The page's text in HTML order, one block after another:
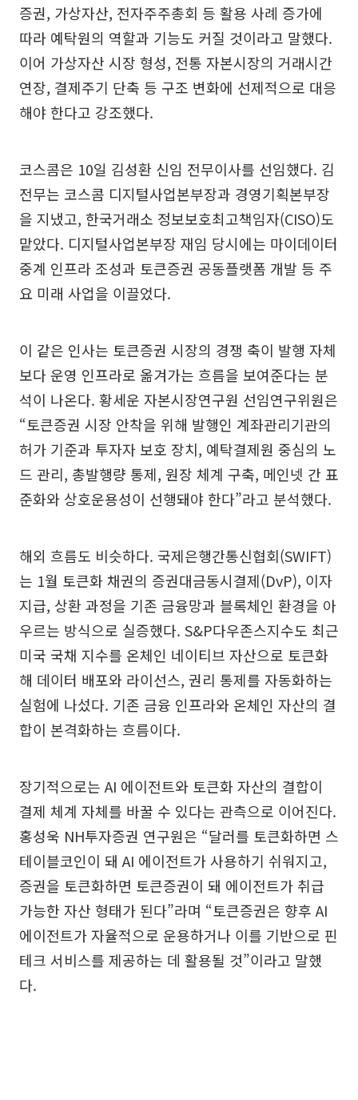
증권, 가상자산, 전자주주총회 등 활용 사례 증가에
따라 예탁원의 역할과 기능도 커질 것이라고 말했다.
이어 가상자산 시장 형성, 전통 자본시장의 거래시간
연장, 결제주기 단축 등 구조 변화에 선제적으로 대응
해야 한다고 강조했다.
코스콤은 10일 김성환 신임 전무이사를 선임했다. 김
전무는 코스콤 디지털사업본부장과 경영기획본부장
을 지냈고, 한국거래소 정보보호최고책임자(CISO)도
맡았다. 디지털사업본부장 재임 당시에는 마이데이터
중계 인프라 조성과 토큰증권 공동플랫폼 개발 등 주
요 미래 사업을 이끌었다.
이 같은 인사는 토큰증권 시장의 경쟁 축이 발행 자체
보다 운영 인프라로 옮겨가는 흐름을 보여준다는 분
석이 나온다. 황세운 자본시장연구원 선임연구위원은
“토큰증권 시장 안착을 위해 발행인 계좌관리기관의
허가 기준과 투자자 보호 장치, 예탁결제원 중심의 노
드 관리, 총발행량 통제, 원장 체계 구축, 메인넷 간 표
준화와 상호운용성이 선행돼야 한다”라고 분석했다.
해외 흐름도 비슷하다. 국제은행간통신협회(SWIFT)
는 1월 토큰화 채권의 증권대금동시결제(DvP), 이자
지급, 상환 과정을 기존 금융망과 블록체인 환경을 아
우르는 방식으로 실증했다. S&P다우존스지수도 최근
미국 국채 지수를 온체인 네이티브 자산으로 토큰화
해 데이터 배포와 라이선스, 권리 통제를 자동화하는
실험에 나섰다. 기존 금융 인프라와 온체인 자산의 결
합이 본격화하는 흐름이다.
장기적으로는 AI 에이전트와 토큰화 자산의 결합이
결제 체계 자체를 바꿀 수 있다는 관측으로 이어진다.
홍성욱 NH투자증권 연구원은 “달러를 토큰화하면 스
테이블코인이 돼 AI 에이전트가 사용하기 쉬워지고,
증권을 토큰화하면 토큰증권이 돼 에이전트가 취급
가능한 자산 형태가 된다”라며 “토큰증권은 향후 AI
에이전트가 자율적으로 운용하거나 이를 기반으로 핀
테크 서비스를 제공하는 데 활용될 것”이라고 말했
다.